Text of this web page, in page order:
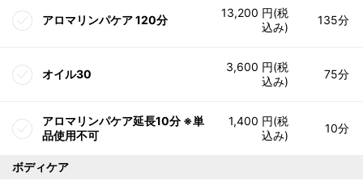
アロマリンパケア 120分
13,200 円(税
込み)
135分
オイル30
3,600 円(税
込み)
75分
アロマリンパケア延長10分 ※単
品使用不可
1,400 円(税
込み)
10分
ボディケア